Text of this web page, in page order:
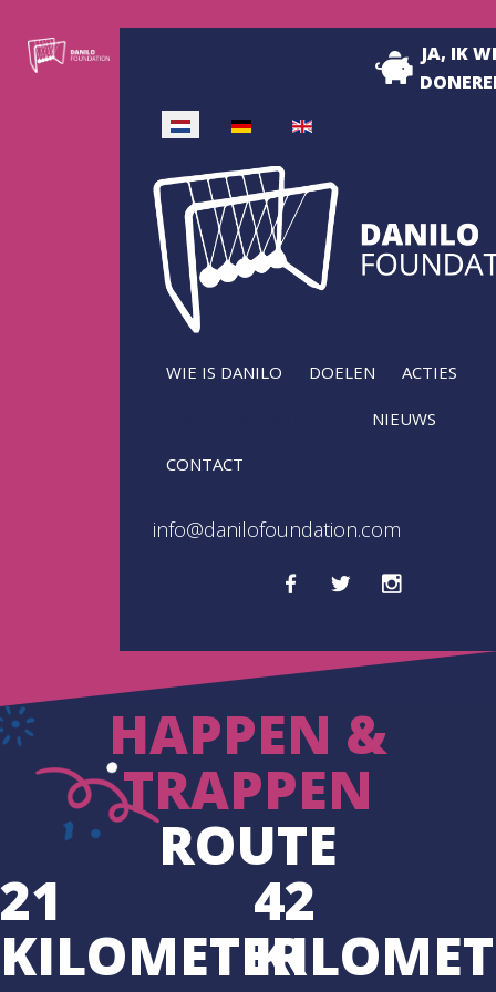
Selecteer de taal
WIE IS DANILO DOELEN ACTIES
NIEUWS
CONTACT
info@danilofoundation.com
JA, IK
HAPPEN &
TRAPPEN
ROUTE
21
KILOMETER
42